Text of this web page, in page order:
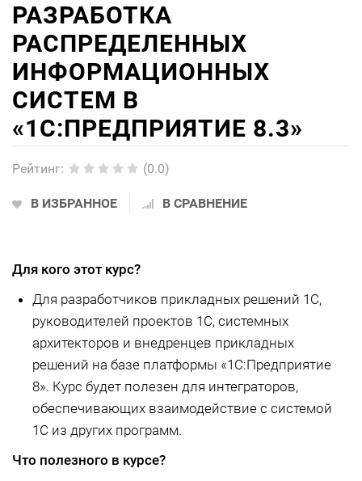
РАЗРАБОТКА
РАСПРЕДЕЛЕННЫХ
ИНФОРМАЦИОННЫХ
СИСТЕМ В
«1С:ПРЕДПРИЯТИЕ 8.3»
Рейтинг: (0.0)
В ИЗБРАННОЕ В СРАВНЕНИЕ
Для кого этот курс?
Для разработчиков прикладных решений 1С,
руководителей проектов 1С, системных
архитекторов и внедренцев прикладных
решений на базе платформы «1С:Предприятие
8». Курс будет полезен для интеграторов,
обеспечивающих взаимодействие с системой
1С из других программ.
Что полезного в курсе?